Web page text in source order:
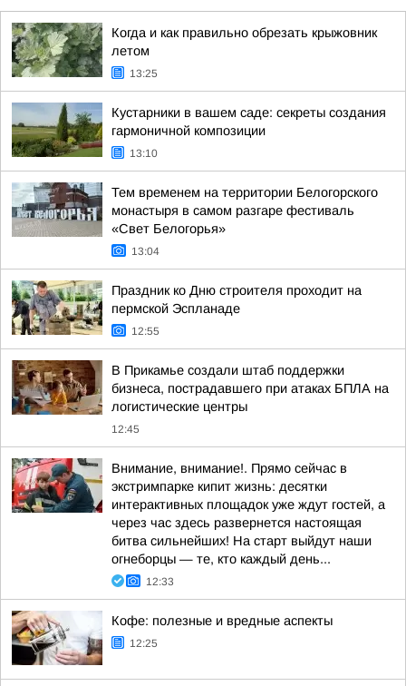
Когда и как правильно обрезать крыжовник
летом
13:25
Кустарники в вашем саде: секреты создания
гармоничной композиции
13:10
Тем временем на территории Белогорского
монастыря в самом разгаре фестиваль
«Свет Белогорья»
13:04
Праздник ко Дню строителя проходит на
пермской Эспланаде
12:55
В Прикамье создали штаб поддержки
бизнеса, пострадавшего при атаках БПЛА на
логистические центры
12:45
Внимание, внимание!. Прямо сейчас в
экстримпарке кипит жизнь: десятки
интерактивных площадок уже ждут гостей, а
через час здесь развернется настоящая
битва сильнейших! На старт выйдут наши
огнеборцы — те, кто каждый день...
12:33
Кофе: полезные и вредные аспекты
12:25